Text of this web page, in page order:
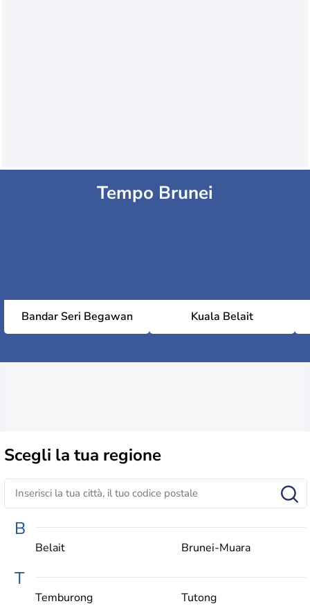
Tempo Brunei
Bandar Seri Begawan Kuala Belait
Scegli la tua regione
B
Belait Brunei-Muara
T
Temburong Tutong